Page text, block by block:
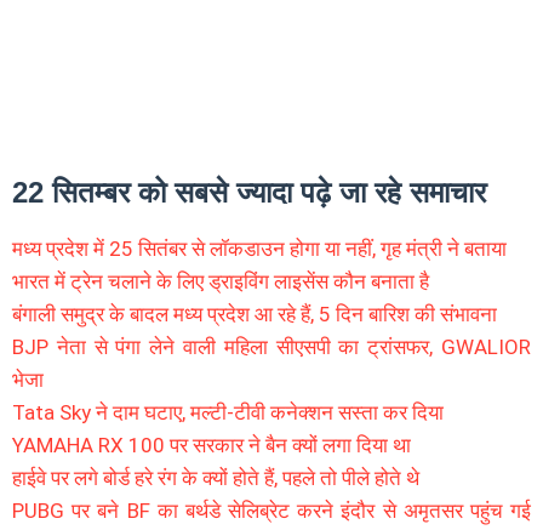
22 सितम्बर को सबसे ज्यादा पढ़े जा रहे समाचार
मध्य प्रदेश में 25 सितंबर से लॉकडाउन होगा या नहीं, गृह मंत्री ने बताया
भारत में ट्रेन चलाने के लिए ड्राइविंग लाइसेंस कौन बनाता है
बंगाली समुद्र के बादल मध्य प्रदेश आ रहे हैं, 5 दिन बारिश की संभावना
BJP नेता से पंगा लेने वाली महिला सीएसपी का ट्रांसफर, GWALIOR
भेजा
Tata Sky ने दाम घटाए, मल्टी-टीवी कनेक्शन सस्ता कर दिया
YAMAHA RX 100 पर सरकार ने बैन क्यों लगा दिया था
हाईवे पर लगे बोर्ड हरे रंग के क्यों होते हैं, पहले तो पीले होते थे
PUBG पर बने BF का बर्थडे सेलिब्रेट करने इंदौर से अमृतसर पहुंच गई